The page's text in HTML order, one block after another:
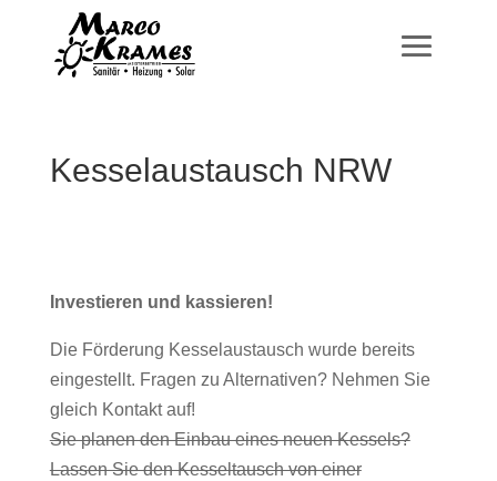
Kesselaustausch NRW
Investieren und kassieren!
Die Förderung Kesselaustausch wurde bereits
eingestellt. Fragen zu Alternativen? Nehmen Sie
gleich Kontakt auf!
Sie planen den Einbau eines neuen Kessels?
Lassen Sie den Kesseltausch von einer